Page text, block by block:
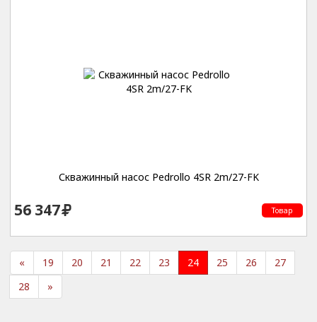
Скважинный насос Pedrollo 4SR 2m/27-FK
56 347 Товар
« 19 20 21 22 23 24 25 26
27
28
»